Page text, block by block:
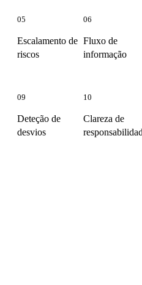
05
Escalamento de
riscos
06
Fluxo de
informação
09
Deteção de
desvios
10
Clareza de